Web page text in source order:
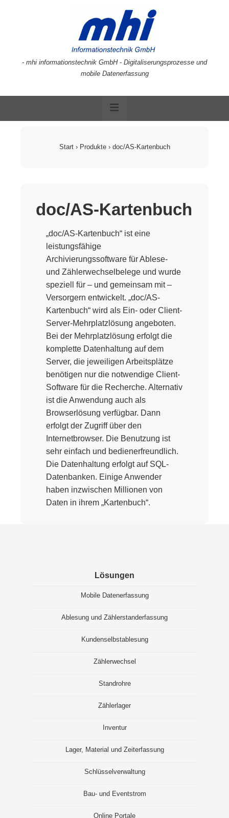
- mhi informationstechnik GmbH - Digitaliserungsprozesse und
mobile Datenerfassung
Hauptnavigation
Start › Produkte › doc/AS-Kartenbuch
doc/AS-Kartenbuch
„doc/AS-Kartenbuch“ ist eine
leistungsfähige
Archivierungssoftware für Ablese-
und Zählerwechselbelege und wurde
speziell für – und gemeinsam mit –
Versorgern entwickelt. „doc/AS-
Kartenbuch“ wird als Ein- oder Client-
Server-Mehrplatzlösung angeboten.
Bei der Mehrplatzlösung erfolgt die
komplette Datenhaltung auf dem
Server, die jeweiligen Arbeitsplätze
benötigen nur die notwendige Client-
Software für die Recherche. Alternativ
ist die Anwendung auch als
Browserlösung verfügbar. Dann
erfolgt der Zugriff über den
Internetbrowser. Die Benutzung ist
sehr einfach und bedienerfreundlich.
Die Datenhaltung erfolgt auf SQL-
Datenbanken. Einige Anwender
haben inzwischen Millionen von
Daten in ihrem „Kartenbuch“.
Lösungen
Mobile Datenerfassung
Ablesung und Zählerstanderfassung
Kundenselbstablesung
Zählerwechsel
Standrohre
Zählerlager
Inventur
Lager, Material und Zeiterfassung
Schlüsselverwaltung
Bau- und Eventstrom
Online Portale